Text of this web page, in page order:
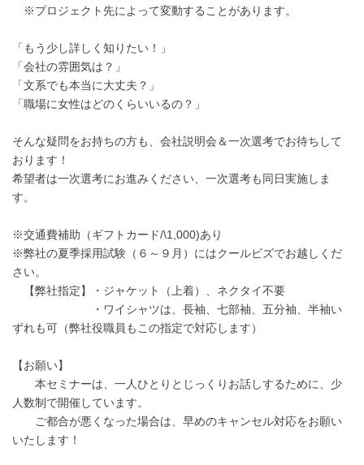
※プロジェクト先によって変動することがあります。
「もう少し詳しく知りたい！」
「会社の雰囲気は？」
「文系でも本当に大丈夫？」
「職場に女性はどのくらいいるの？」
そんな疑問をお持ちの方も、会社説明会＆一次選考でお待ちして
おります！
希望者は一次選考にお進みください、一次選考も同日実施しま
す。
※交通費補助（ギフトカード/\1,000)あり
※弊社の夏季採用試験（６～９月）にはクールビズでお越しくだ
さい。
【弊社指定】・ジャケット（上着）、ネクタイ不要
・ワイシャツは、長袖、七部袖、五分袖、半袖い
ずれも可（弊社役職員もこの指定で対応します）
【お願い】
本セミナーは、一人ひとりとじっくりお話しするために、少
人数制で開催しています。
ご都合が悪くなった場合は、早めのキャンセル対応をお願い
いたします！